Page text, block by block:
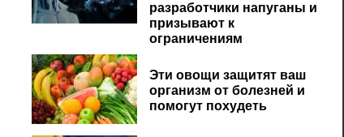
разработчики напуганы и
призывают к
ограничениям
Эти овощи защитят ваш
организм от болезней и
помогут похудеть